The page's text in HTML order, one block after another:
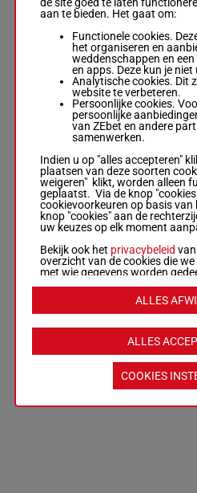
aan te bieden. Het gaat om:
Functionele cookies.
het organiseren en
weddenschappen en
en apps. Deze kun je
Analytische cookies. Dit
website te verbeteren.
Persoonlijke cookies.
persoonlijke
van ZEbet en andere
samenwerken.
Indien u op "alles accepteren"
plaatsen van deze soorten
weigeren" klikt, worden alleen
geplaatst. Via de knop
cookievoorkeuren op basis van
knop "cookies" aan de
uw keuzes op elk moment
Bekijk ook het privacybeleid
overzicht van de cookies die
met wie gegevens worden
ALLES
ALLES
COOKIES